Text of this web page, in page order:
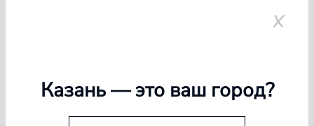
Казань— это ваш город?